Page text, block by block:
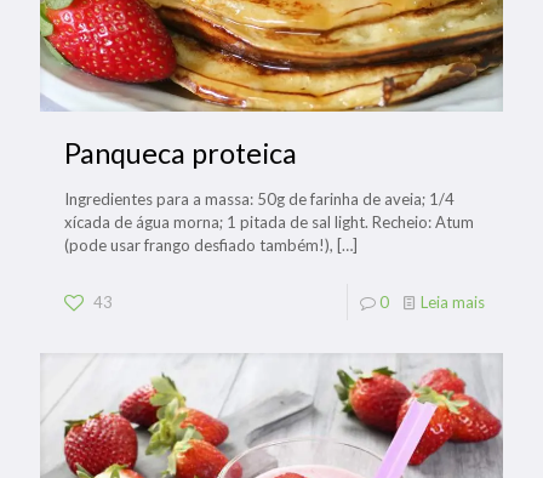
Panqueca proteica
Ingredientes para a massa: 50g de farinha de aveia; 1/4
xícada de água morna; 1 pitada de sal light. Recheio: Atum
(pode usar frango desfiado também!), […]
43 0 Leia mais